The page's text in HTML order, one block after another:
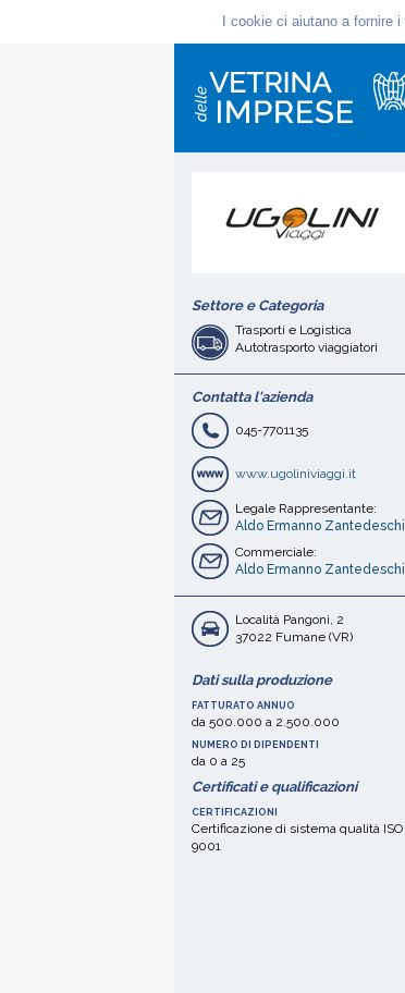
Settore e Categoria
Trasporti e Logistica
Autotrasporto viaggiatori
Contatta l'azienda
045-7701135
www.ugoliniviaggi.it
Legale Rappresentante:
Aldo Ermanno Zantedeschi
Commerciale:
Aldo Ermanno Zantedeschi
Località Pangoni, 2
37022 Fumane (VR)
Dati sulla produzione
FATTURATO ANNUO
da 500.000 a 2.500.000
NUMERO DI DIPENDENTI
da 0 a 25
Certificati e qualificazioni
CERTIFICAZIONI
Certificazione di sistema qualità ISO
9001